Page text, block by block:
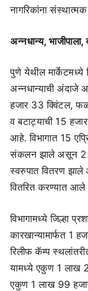
नागरिकांना
अन्नधान्य,
पुणे येथील मार्केटमध्ये
अन्नधान्याची
हजार 33 क्विंटल,
व बटाट्याची 15
आहे. विभागात 15
संकलन झाले असून
स्वरुपात वितरण झाले
वितरित करण्यात
विभागामध्ये जिल्हा
कारखान्यामार्फत 1
रिलीफ कॅम्प
यामध्ये एकुण 1 लाख
एकुण 1 लाख 99